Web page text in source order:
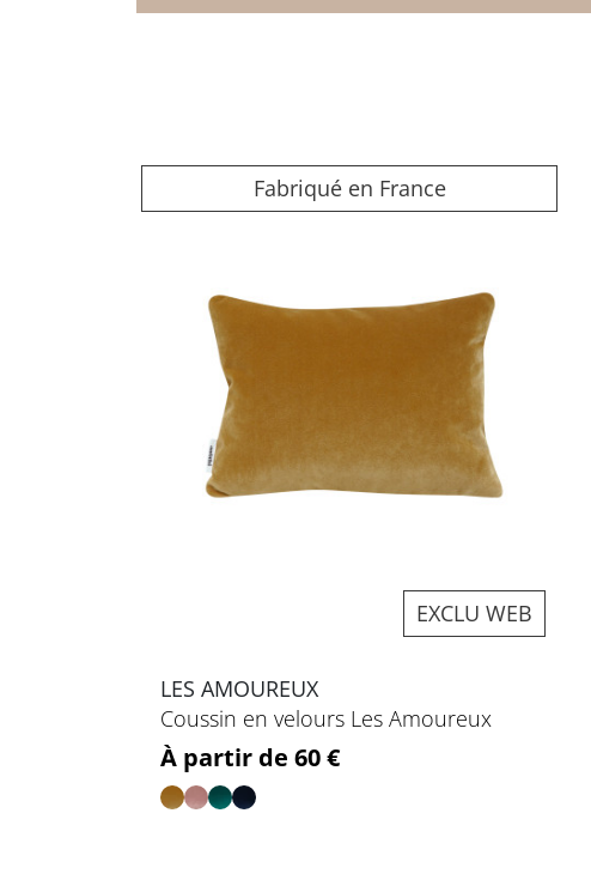
Fabriqué en France
EXCLU WEB
LES AMOUREUX
Coussin en velours Les Amoureux
Prix
À partir de 60 €